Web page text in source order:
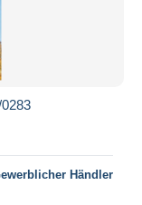
Händler